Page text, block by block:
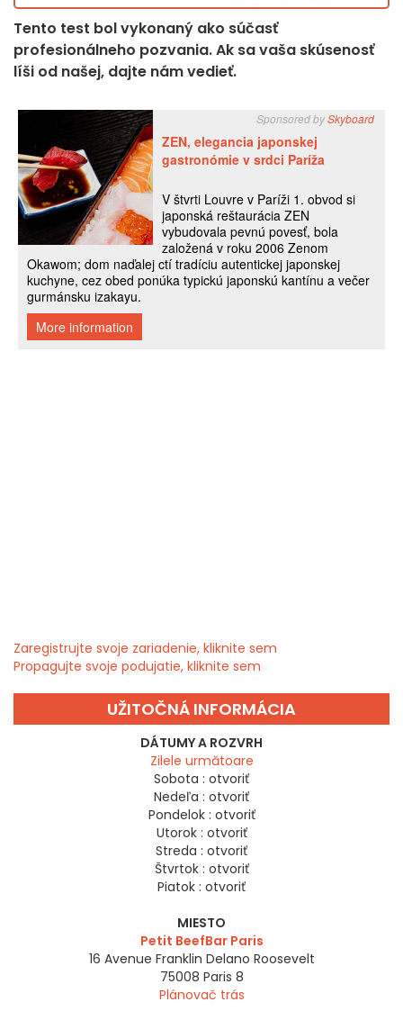
Tento test bol vykonaný ako súčasť
profesionálneho pozvania. Ak sa vaša skúsenosť
líši od našej, dajte nám vedieť.
Zaregistrujte svoje zariadenie, kliknite sem
Propagujte svoje podujatie, kliknite sem
UŽITOČNÁ INFORMÁCIA
DÁTUMY A ROZVRH
Zilele următoare
Sobota : otvoriť
Nedeľa : otvoriť
Pondelok : otvoriť
Utorok : otvoriť
Streda : otvoriť
Štvrtok : otvoriť
Piatok : otvoriť
MIESTO
Petit BeefBar Paris
16 Avenue Franklin Delano Roosevelt
75008 Paris 8
Plánovač trás